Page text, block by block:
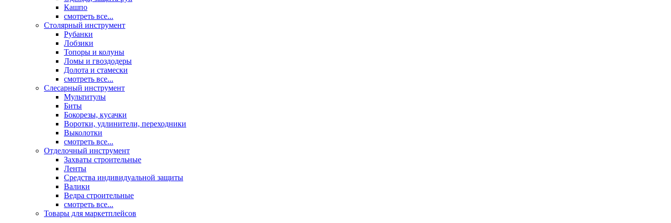
Кашпо
смотреть все...
Столярный инструмент
Рубанки
Лобзики
Топоры и колуны
Ломы и гвоздодеры
Долота и стамески
смотреть все...
Слесарный инструмент
Мультитулы
Биты
Бокорезы, кусачки
Воротки, удлинители, переходники
Выколотки
смотреть все...
Отделочный инструмент
Захваты строительные
Ленты
Средства индивидуальной защиты
Валики
Ведра строительные
смотреть все...
Товары для маркетплейсов